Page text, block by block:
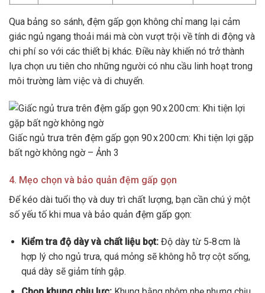
Qua bảng so sánh, đệm gấp gọn không chỉ mang lại cảm
giác ngủ ngang thoải mái mà còn vượt trội về tính di động và
chi phí so với các thiết bị khác. Điều này khiến nó trở thành
lựa chọn ưu tiên cho những người có nhu cầu linh hoạt trong
môi trường làm việc và di chuyển.
Giấc ngủ trưa trên đệm gấp gọn 90 x 200 cm: Khi tiện lợi gặp
bất ngờ không ngờ – Ảnh 3
4. Mẹo chọn và bảo quản đệm gấp gọn
Để kéo dài tuổi thọ và duy trì chất lượng, bạn cần chú ý một
số yếu tố khi mua và bảo quản đệm gấp gọn:
Kiểm tra độ dày và chất liệu bọt:Độ dày từ 5‑8 cm là
hợp lý cho ngủ trưa, quá mỏng sẽ không hỗ trợ cột sống,
quá dày sẽ giảm tính gập.